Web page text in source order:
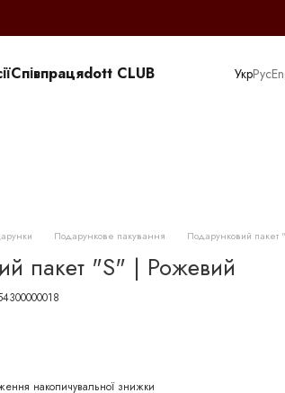
Співпрацяdott CLUB УкрРус
Подарункове пакування Подарунковий пакет
пакет "S" | Рожевий
накопичувальної знижки